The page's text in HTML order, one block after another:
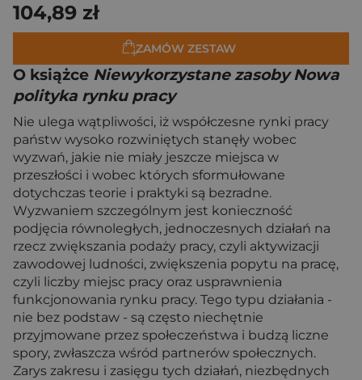
104,89 zł
ZAMÓW ZESTAW
O książce Niewykorzystane zasoby Nowa
polityka rynku pracy
Nie ulega wątpliwości, iż współczesne rynki pracy
państw wysoko rozwiniętych stanęły wobec
wyzwań, jakie nie miały jeszcze miejsca w
przeszłości i wobec których sformułowane
dotychczas teorie i praktyki są bezradne.
Wyzwaniem szczególnym jest konieczność
podjęcia równoległych, jednoczesnych działań na
rzecz zwiększania podaży pracy, czyli aktywizacji
zawodowej ludności, zwiększenia popytu na pracę,
czyli liczby miejsc pracy oraz usprawnienia
funkcjonowania rynku pracy. Tego typu działania -
nie bez podstaw - są często niechętnie
przyjmowane przez społeczeństwa i budzą liczne
spory, zwłaszcza wśród partnerów społecznych.
Zarys zakresu i zasięgu tych działań, niezbędnych